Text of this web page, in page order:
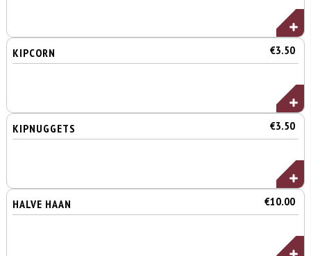
KIPCORN €3.50
KIPNUGGETS €3.50
HALVE HAAN €10.00